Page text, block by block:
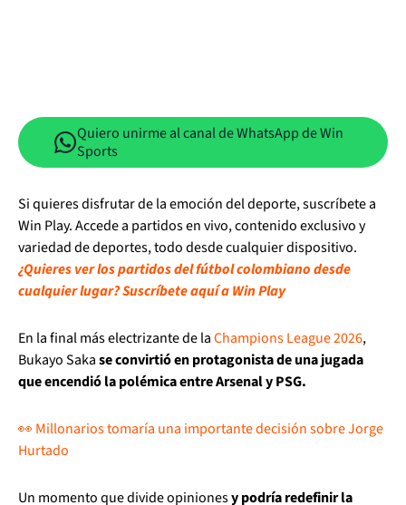
Quiero unirme al canal de WhatsApp de Win
Sports
Si quieres disfrutar de la emoción del deporte, suscríbete a
Win Play. Accede a partidos en vivo, contenido exclusivo y
variedad de deportes, todo desde cualquier dispositivo.
¿Quieres ver los partidos del fútbol colombiano desde
cualquier lugar? Suscríbete aquí a Win Play
En la final más electrizante de laChampions League 2026,
Bukayo Sakase convirtió en protagonista de una jugada
que encendió la polémica entre Arsenal y PSG.
👀 Millonarios tomaría una importante decisión sobre Jorge
Hurtado
Un momento que divide opinionesy podría redefinir la